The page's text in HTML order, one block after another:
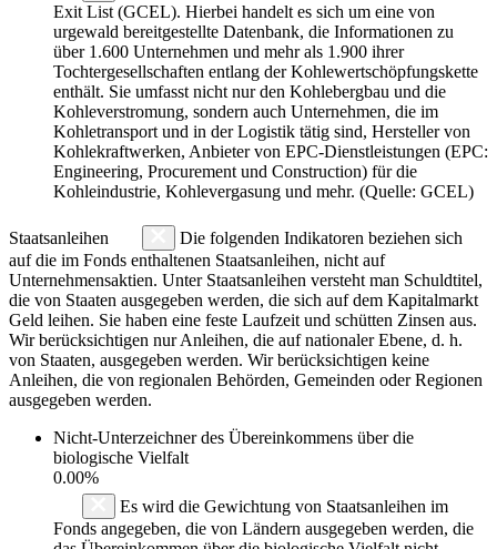
Exit List (GCEL). Hierbei handelt es sich um eine von
urgewald bereitgestellte Datenbank, die Informationen zu
über 1.600 Unternehmen und mehr als 1.900 ihrer
Tochtergesellschaften entlang der Kohlewertschöpfungskette
enthält. Sie umfasst nicht nur den Kohlebergbau und die
Kohleverstromung, sondern auch Unternehmen, die im
Kohletransport und in der Logistik tätig sind, Hersteller von
Kohlekraftwerken, Anbieter von EPC-Dienstleistungen (EPC:
Engineering, Procurement und Construction) für die
Kohleindustrie, Kohlevergasung und mehr. (Quelle: GCEL)
Staatsanleihen
Die folgenden Indikatoren beziehen sich
auf die im Fonds enthaltenen Staatsanleihen, nicht auf
Unternehmensaktien. Unter Staatsanleihen versteht man Schuldtitel,
die von Staaten ausgegeben werden, die sich auf dem Kapitalmarkt
Geld leihen. Sie haben eine feste Laufzeit und schütten Zinsen aus.
Wir berücksichtigen nur Anleihen, die auf nationaler Ebene, d. h.
von Staaten, ausgegeben werden. Wir berücksichtigen keine
Anleihen, die von regionalen Behörden, Gemeinden oder Regionen
ausgegeben werden.
Nicht-Unterzeichner des Übereinkommens über die
biologische Vielfalt
0.00%
Es wird die Gewichtung von Staatsanleihen im
Fonds angegeben, die von Ländern ausgegeben werden, die